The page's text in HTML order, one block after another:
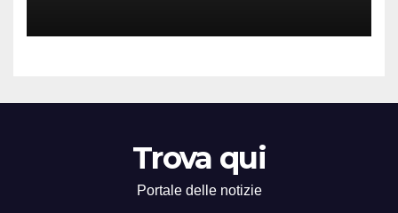
Territorio
Trova qui
Portale delle notizie